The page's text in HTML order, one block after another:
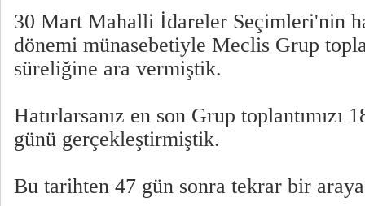
30 Mart Mahalli İdareler Seçimleri'nin
dönemi münasebetiyle Meclis Grup
süreliğine ara vermiştik.
Hatırlarsanız en son Grup toplantımızı
günü gerçekleştirmiştik.
Bu tarihten 47 gün sonra tekrar bir